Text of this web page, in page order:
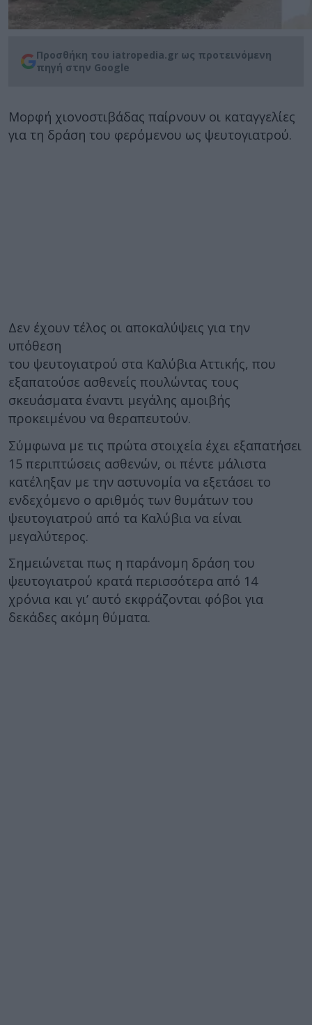
Προσθήκη του iatropedia.gr ως προτεινόμενη
πηγή στην Google
Μορφή χιονοστιβάδας παίρνουν οι καταγγελίες
για τη δράση του φερόμενου ως ψευτογιατρού.
Δεν έχουν τέλος οι αποκαλύψεις για την
υπόθεση
του ψευτογιατρού στα Καλύβια Αττικής, που
εξαπατούσε ασθενείς πουλώντας τους
σκευάσματα έναντι μεγάλης αμοιβής
προκειμένου να θεραπευτούν.
Σύμφωνα με τις πρώτα στοιχεία έχει εξαπατήσει
15 περιπτώσεις ασθενών, οι πέντε μάλιστα
κατέληξαν με την αστυνομία να εξετάσει το
ενδεχόμενο ο αριθμός των θυμάτων του
ψευτογιατρού από τα Καλύβια να είναι
μεγαλύτερος.
Σημειώνεται πως η παράνομη δράση του
ψευτογιατρού κρατά περισσότερα από 14
χρόνια και γι’ αυτό εκφράζονται φόβοι για
δεκάδες ακόμη θύματα.